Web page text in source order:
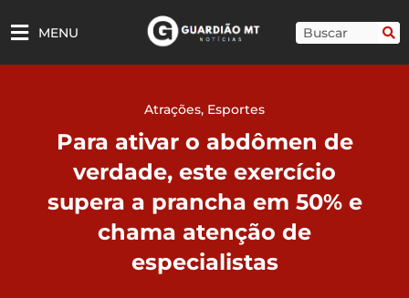
para
MENU Pesquisar
Atrações, Esportes
Para ativar o abdômen de
verdade, este exercício
supera a prancha em 50% e
chama atenção de
especialistas